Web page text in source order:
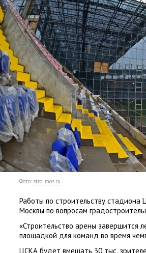
Фото: stroi.mos.ru
Работы по строительству
Москвы по вопросам
«Строительство арены завершится
площадкой для команд во время
ЦСКА будет вмещать 30 тыс.